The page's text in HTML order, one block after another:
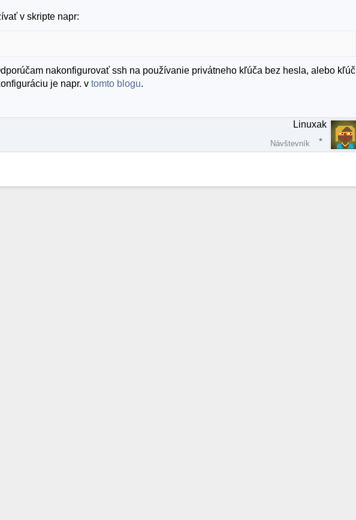
v skripte napr:
nakonfigurovať ssh na používanie privátneho kľúča bez hesla, alebo kľúč
je napr. vtomto blogu.
Linuxak
Návštevník